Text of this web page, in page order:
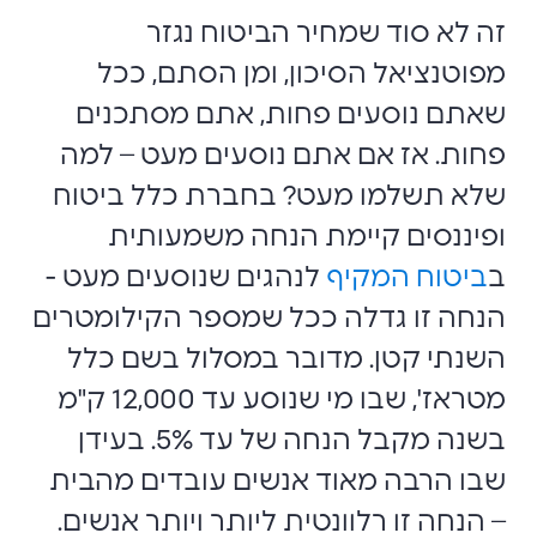
זה לא סוד שמחיר הביטוח נגזר
מפוטנציאל הסיכון, ומן הסתם, ככל
שאתם נוסעים פחות, אתם מסתכנים
פחות. אז אם אתם נוסעים מעט – למה
שלא תשלמו מעט? בחברת כלל ביטוח
ופיננסים קיימת הנחה משמעותית
בביטוח המקיף לנהגים שנוסעים מעט -
הנחה זו גדלה ככל שמספר הקילומטרים
השנתי קטן. מדובר במסלול בשם כלל
מטראז', שבו מי שנוסע עד 12,000 ק"מ
בשנה מקבל הנחה של עד 5%. בעידן
שבו הרבה מאוד אנשים עובדים מהבית
– הנחה זו רלוונטית ליותר ויותר אנשים.